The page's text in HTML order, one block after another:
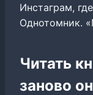
Инстаграм,
Однотомник.
Читать
заново